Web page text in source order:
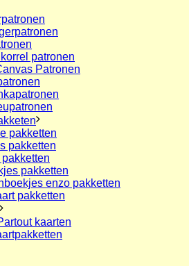
patronen
Patronen
pakketten
pakketten
pakketten
enzo pakketten
pakketten
kaarten